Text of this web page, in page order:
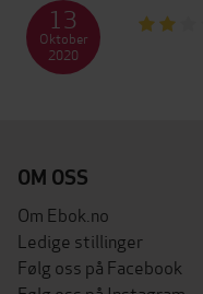
13
Oktober
2020
OM OSS
Om Ebok.no
Ledige stillinger
Følg oss på Facebook